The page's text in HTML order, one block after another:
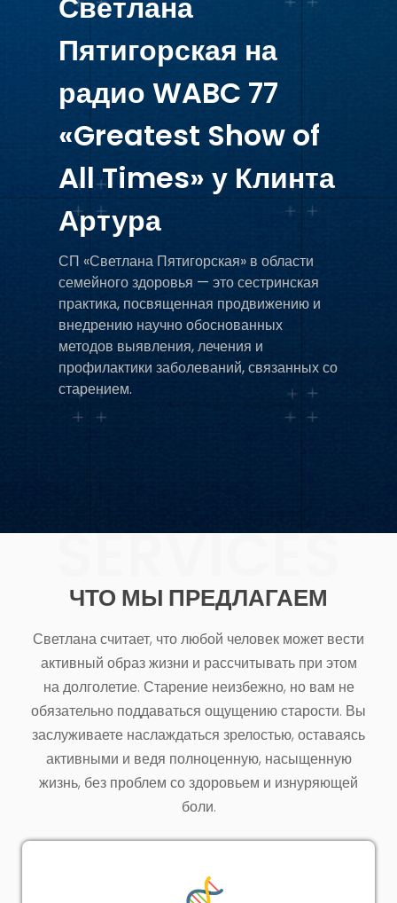
Пятигорская на
радио WABC 77
«Greatest Show of
All Times» у Клинта
Артура
СП «Светлана Пятигорская» в области
семейного здоровья — это сестринская
практика, посвященная продвижению и
внедрению научно обоснованных
методов выявления, лечения и
профилактики заболеваний, связанных со
старением.
ЧТО МЫ ПРЕДЛАГАЕМ
Светлана считает, что любой человек может вести
активный образ жизни и рассчитывать при этом
на долголетие. Старение неизбежно, но вам не
обязательно поддаваться ощущению старости. Вы
заслуживаете наслаждаться зрелостью, оставаясь
активными и ведя полноценную, насыщенную
жизнь, без проблем со здоровьем и изнуряющей
боли.